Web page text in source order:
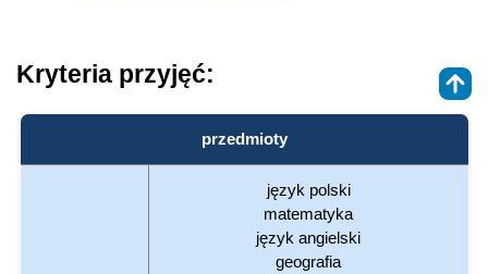
Kryteria przyjęć:
przedmioty
język polski
matematyka
język angielski
geografia